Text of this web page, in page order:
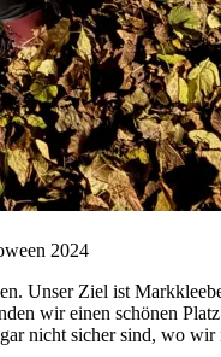
2024
Unser Ziel ist
wir einen schönen
nicht sicher sind, wo wir